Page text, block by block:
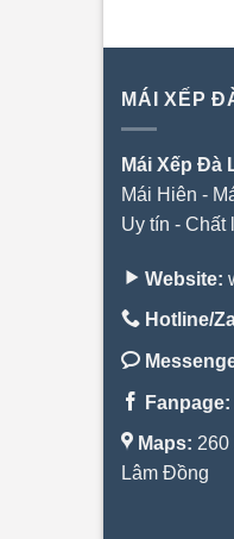
MÁI XẾP
Mái Xếp Đà
Mái Hiên -
Uy tín - Chất
Website:
Hotline/
Fanpage:
Maps:
Lâm Đồng